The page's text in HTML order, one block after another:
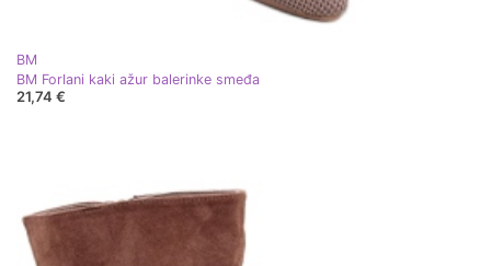
BM
BM Forlani kaki ažur balerinke smeđa
21,74 €